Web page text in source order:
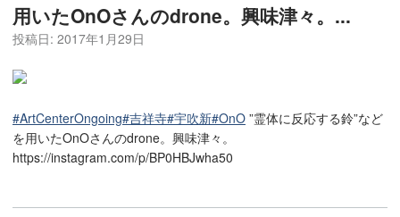
用いたOnOさんのdrone。興味津々。...
投稿日: 2017年1月29日
#ArtCenterOngoing#吉祥寺#宇吹新#OnO ”霊体に反応する鈴”など
を用いたOnOさんのdrone。興味津々。
https://instagram.com/p/BP0HBJwha50